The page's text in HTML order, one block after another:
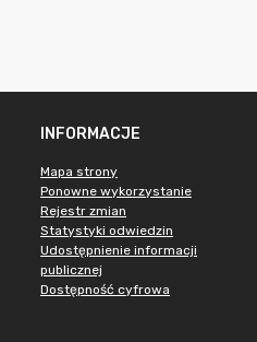
INFORMACJE
Mapa strony
Ponowne wykorzystanie
Rejestr zmian
Statystyki odwiedzin
Udostępnienie informacji
publicznej
Dostępność cyfrowa